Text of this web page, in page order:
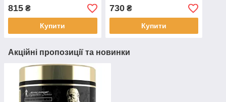
815 ₴
Купити
730₴
Купити
Акційні пропозиції та новинки